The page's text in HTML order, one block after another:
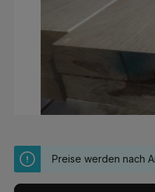
Preise werden nach